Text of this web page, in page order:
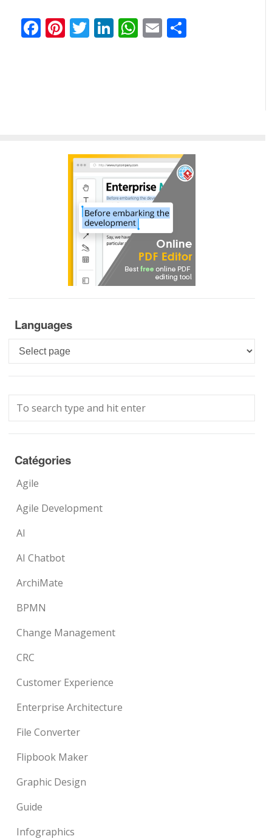
Facebook
Pinterest
Twitter
LinkedIn
WhatsApp
Email
Languages
Languages
Catégories
Agile
Agile Development
AI
AI Chatbot
ArchiMate
BPMN
Change Management
CRC
Customer Experience
Enterprise Architecture
File Converter
Flipbook Maker
Graphic Design
Guide
Infographics